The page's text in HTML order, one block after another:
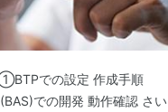
での設定 作成手順
での開発 動作確認 さい